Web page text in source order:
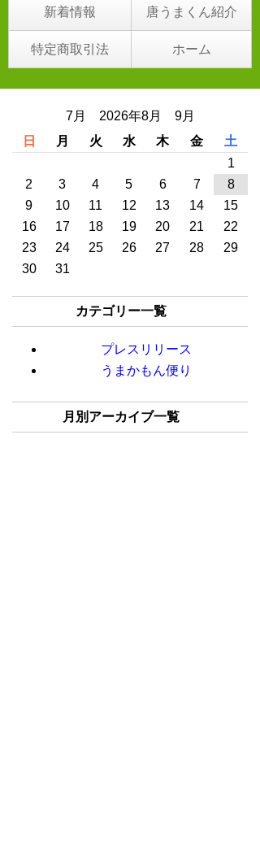
新着情報 唐うまくん紹介
特定商取引法 ホーム
7月 2026年8月 9月
日
月 火 水 木 金
土
1
2
3 4 5 6 7
8
9
10 11 12 13 14
15
16
17 18 19 20 21
22
23
24 25 26 27 28
29
30
31
カテゴリー一覧
プレスリリース
うまかもん便り
月別アーカイブ一覧